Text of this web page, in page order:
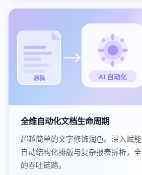
原稿 AI 自动化
全维自动化文档生命周期
超越简单的文字修饰润色。深入赋
自动结构化排版与复杂报表拆析，
的吞吐链路。